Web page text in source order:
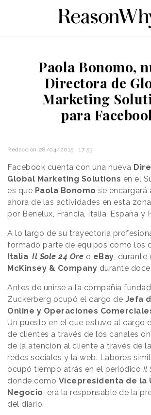
Paola Bonomo,
Directora de
Marketing
para
Redacción 28/04/2015 · 17:53
Facebook cuenta con una nueva
Global Marketing Solutions en el
es que Paola Bonomo se encargará
ahora de las actividades en esta
por Benelux, Francia, Italia, España y
A lo largo de su trayectoria
formado parte de equipos como los
Italia Il Sole 24 Ore o eBay ,
McKinsey & Company durante doce.
Antes de unirse a la compañía
Zuckerberg ocupó el cargo de Jefa
Online y Operaciones
Un puesto en el que estuvo al cargo
de clientes a través de los canales
de la atención al cliente a través de
redes sociales y la web. Labores
ocupó tiempo atrás en el periódico Il
donde como Vicepresidenta de la
Negocio , era la responsable de la
del diario.